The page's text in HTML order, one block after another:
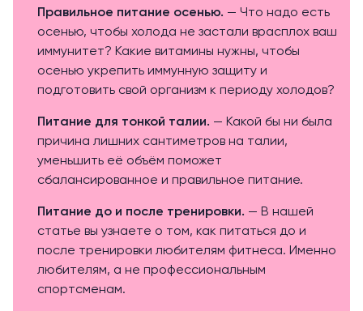
Правильное питание осенью. — Что надо есть
осенью, чтобы холода не застали врасплох ваш
иммунитет? Какие витамины нужны, чтобы
осенью укрепить иммунную защиту и
подготовить свой организм к периоду холодов?
Питание для тонкой талии. — Какой бы ни была
причина лишних сантиметров на талии,
уменьшить её объём поможет
сбалансированное и правильное питание.
Питание до и после тренировки. — В нашей
статье вы узнаете о том, как питаться до и
после тренировки любителям фитнеса. Именно
любителям, а не профессиональным
спортсменам.